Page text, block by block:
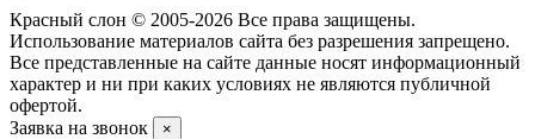
Красный слон © 2005-2026 Все права защищены.
Использование материалов сайта без разрешения запрещено.
Все представленные на сайте данные носят информационный
характер и ни при каких условиях не являются публичной
офертой.
Заявка на звонок
×